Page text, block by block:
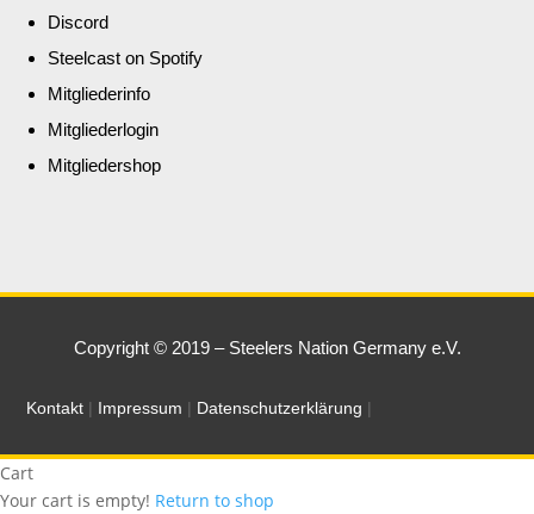
Discord
Steelcast on Spotify
Mitgliederinfo
Mitgliederlogin
Mitgliedershop
Copyright © 2019 – Steelers Nation Germany e.V.
Kontakt | Impressum | Datenschutzerklärung |
Cart
Your cart is empty! Return to shop